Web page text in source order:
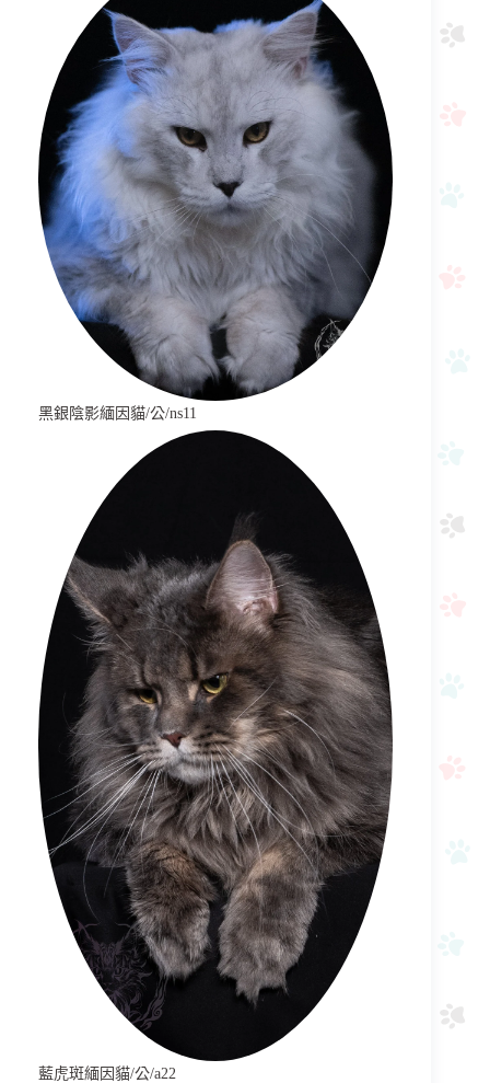
黑銀陰影緬因貓/公/ns11
藍虎斑緬因貓/公/a22